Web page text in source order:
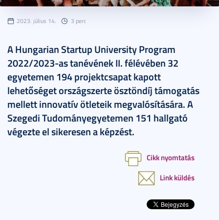
2023. július 14. 3 perc
A Hungarian Startup University Program
2022/2023-as tanévének II. félévében 32
egyetemen 194 projektcsapat kapott
lehetőséget országszerte ösztöndíj támogatás
mellett innovatív ötleteik megvalósítására. A
Szegedi Tudományegyetemen 151 hallgató
végezte el sikeresen a képzést.
Cikk nyomtatás
Link küldés